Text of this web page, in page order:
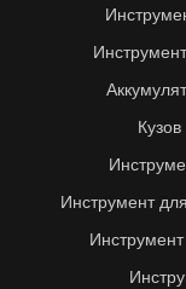
Инструмент